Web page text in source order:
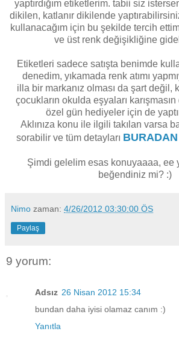
yaptırdığım etiketlerim. tabii siz
dikilen, katlanır dikilende
kullanacağım için bu şekilde tercih
ve üst renk değişikliğine
Etiketleri sadece satışta benimde
denedim, yıkamada renk atımı
illa bir markanız olması da şart değil,
çocukların okulda eşyaları
özel gün hediyeler için de
Aklınıza konu ile ilgili takılan varsa
sorabilir ve tüm detayları BURADAN
Şimdi gelelim esas konuyaaaa, ee
beğendiniz mi? :)
Nimo zaman: 4/26/2012 03:30:00 ÖS
Paylaş
9 yorum:
Adsız 26 Nisan 2012 15:34
bundan daha iyisi olamaz canım :)
Yanıtla